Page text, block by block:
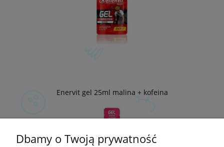
Enervit gel 25ml malina + kofeina
Dbamy o Twoją prywatność